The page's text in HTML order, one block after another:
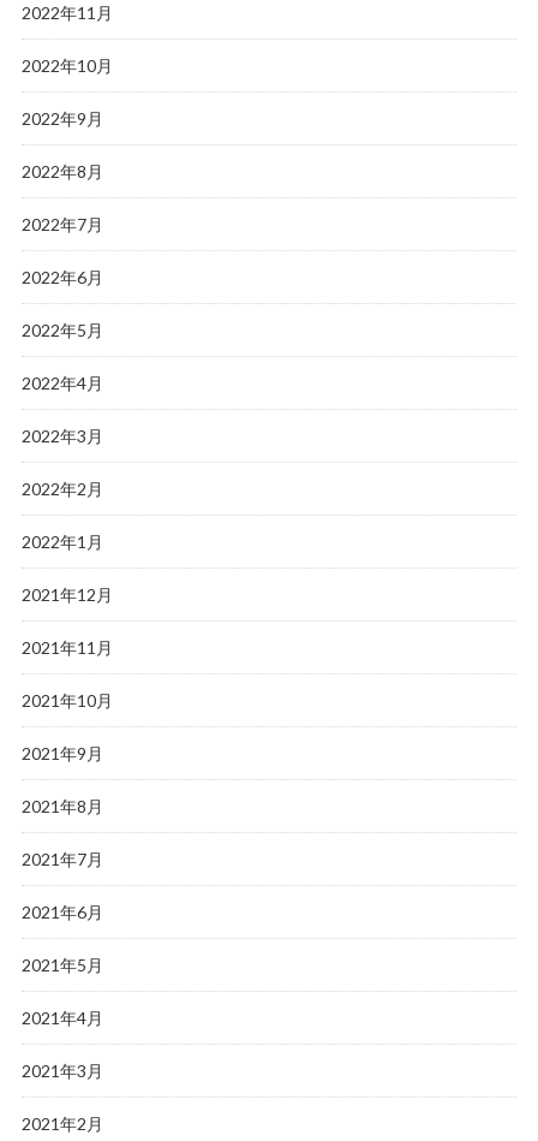
2022年11月
2022年10月
2022年9月
2022年8月
2022年7月
2022年6月
2022年5月
2022年4月
2022年3月
2022年2月
2022年1月
2021年12月
2021年11月
2021年10月
2021年9月
2021年8月
2021年7月
2021年6月
2021年5月
2021年4月
2021年3月
2021年2月